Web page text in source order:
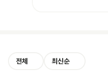
전체 최신순